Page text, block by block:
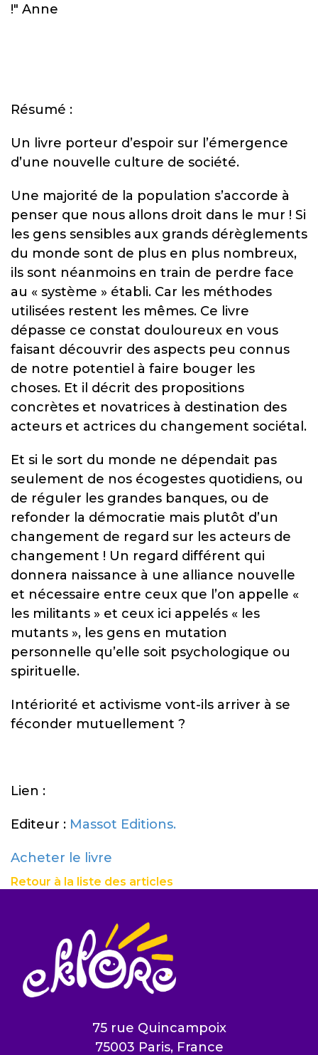
!" Anne
Résumé :
Un livre porteur d’espoir sur l’émergence
d’une nouvelle culture de société.
Une majorité de la population s’accorde à
penser que nous allons droit dans le mur ! Si
les gens sensibles aux grands dérèglements
du monde sont de plus en plus nombreux,
ils sont néanmoins en train de perdre face
au « système » établi. Car les méthodes
utilisées restent les mêmes. Ce livre
dépasse ce constat douloureux en vous
faisant découvrir des aspects peu connus
de notre potentiel à faire bouger les
choses. Et il décrit des propositions
concrètes et novatrices à destination des
acteurs et actrices du changement sociétal.
Et si le sort du monde ne dépendait pas
seulement de nos écogestes quotidiens, ou
de réguler les grandes banques, ou de
refonder la démocratie mais plutôt d’un
changement de regard sur les acteurs de
changement ! Un regard différent qui
donnera naissance à une alliance nouvelle
et nécessaire entre ceux que l’on appelle «
les militants » et ceux ici appelés « les
mutants », les gens en mutation
personnelle qu’elle soit psychologique ou
spirituelle.
Intériorité et activisme vont-ils arriver à se
féconder mutuellement ?
Lien :
Editeur : Massot Editions.
Acheter le livre
Retour à la liste des articles
75 rue Quincampoix
75003 Paris, France